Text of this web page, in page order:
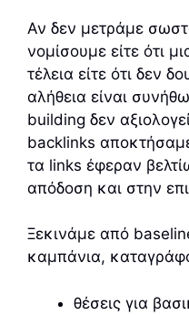
Αν δεν μετράμε
νομίσουμε είτε ότι
τέλεια είτε ότι δεν
αλήθεια είναι
building δεν
backlinks
τα links έφεραν
απόδοση και στην
Ξεκινάμε από
καμπάνια,
θέσεις για